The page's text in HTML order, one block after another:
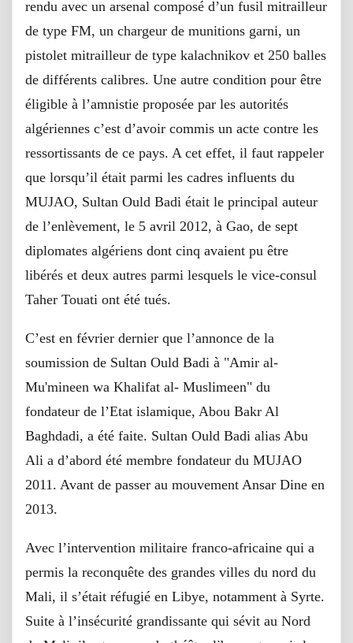
rendu avec un arsenal composé d’un fusil mitrailleur
de type FM, un chargeur de munitions garni, un
pistolet mitrailleur de type kalachnikov et 250 balles
de différents calibres. Une autre condition pour être
éligible à l’amnistie proposée par les autorités
algériennes c’est d’avoir commis un acte contre les
ressortissants de ce pays. A cet effet, il faut rappeler
que lorsqu’il était parmi les cadres influents du
MUJAO, Sultan Ould Badi était le principal auteur
de l’enlèvement, le 5 avril 2012, à Gao, de sept
diplomates algériens dont cinq avaient pu être
libérés et deux autres parmi lesquels le vice-consul
Taher Touati ont été tués.
C’est en février dernier que l’annonce de la
soumission de Sultan Ould Badi à "Amir al-
Mu'mineen wa Khalifat al- Muslimeen" du
fondateur de l’Etat islamique, Abou Bakr Al
Baghdadi, a été faite. Sultan Ould Badi alias Abu
Ali a d’abord été membre fondateur du MUJAO
2011. Avant de passer au mouvement Ansar Dine en
2013.
Avec l’intervention militaire franco-africaine qui a
permis la reconquête des grandes villes du nord du
Mali, il s’était réfugié en Libye, notamment à Syrte.
Suite à l’insécurité grandissante qui sévit au Nord